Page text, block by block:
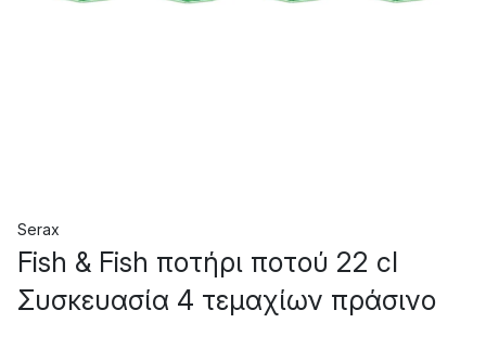
Serax
Fish & Fish ποτήρι ποτού 22 cl
Συσκευασία 4 τεμαχίων πράσινο